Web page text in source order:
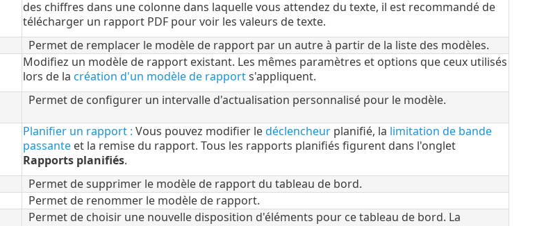
des chiffres dans une colonne dans laquelle vous attendez du texte, il est recommandé de
télécharger un rapport PDF pour voir les valeurs de texte.
Permet de remplacer le modèle de rapport par un autre à partir de la liste des modèles.
Modifiez un modèle de rapport existant. Les mêmes paramètres et options que ceux utilisés
lors de la création d'un modèle de rapports'appliquent.
Permet de configurer un intervalle d'actualisation personnalisé pour le modèle.
Planifier un rapport : Vous pouvez modifier ledéclencheurplanifié, la limitation de bande
passanteet la remise du rapport. Tous les rapports planifiés figurent dans l'onglet
Rapports planifiés.
Permet de supprimer le modèle de rapport du tableau de bord.
Permet de renommer le modèle de rapport.
Permet de choisir une nouvelle disposition d'éléments pour ce tableau de bord. La